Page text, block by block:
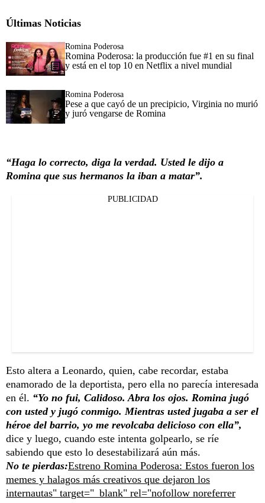
Últimas Noticias
Romina Poderosa
Romina Poderosa: la producción fue #1 en su final
y está en el top 10 en Netflix a nivel mundial
Romina Poderosa
Pese a que cayó de un precipicio, Virginia no murió
y juró vengarse de Romina
“Haga lo correcto, diga la verdad. Usted le dijo a
Romina que sus hermanos la iban a matar”.
PUBLICIDAD
Esto altera a Leonardo, quien, cabe recordar, estaba
enamorado de la deportista, pero ella no parecía interesada
en él. “Yo no fui, Calidoso. Abra los ojos. Romina jugó
con usted y jugó conmigo. Mientras usted jugaba a ser el
héroe del barrio, yo me revolcaba delicioso con ella”,
dice y luego, cuando este intenta golpearlo, se ríe
sabiendo que esto lo desestabilizará aún más.
No te pierdas:Estreno Romina Poderosa: Estos fueron los
memes y halagos más creativos que dejaron los
internautas" target="_blank" rel="nofollow noreferrer